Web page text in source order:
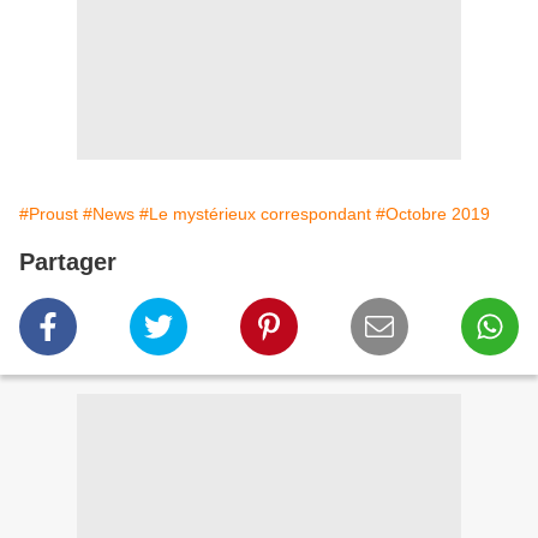
#Proust #News #Le mystérieux correspondant #Octobre 2019
Partager